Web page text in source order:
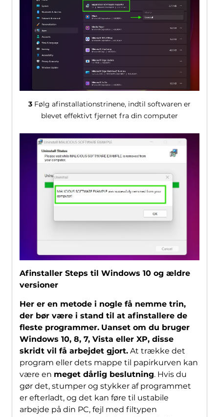
3Følg afinstallationstrinene, indtil softwaren er
blevet effektivt fjernet fra din computer
Afinstaller Steps til Windows 10 og ældre
versioner
Her er en metode i nogle få nemme trin,
der bør være i stand til at afinstallere de
fleste programmer. Uanset om du bruger
Windows 10, 8, 7, Vista eller XP, disse
skridt vil få arbejdet gjort.At trække det
program eller dets mappe til papirkurven kan
være en meget dårlig beslutning. Hvis du
gør det, stumper og stykker af programmet
er efterladt, og det kan føre til ustabile
arbejde på din PC, fejl med filtypen